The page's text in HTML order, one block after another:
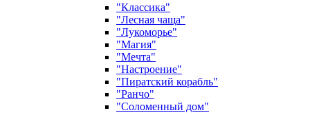
"Классика"
"Лесная чаща"
"Лукоморье"
"Магия"
"Мечта"
"Настроение"
"Пиратский корабль"
"Ранчо"
"Соломенный дом"